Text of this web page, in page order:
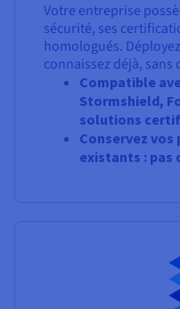
Votre entreprise
sécurité, ses
homologués.
connaissez déjà,
Compatible
Stormshield,
solutions
Conservez
existants : pas